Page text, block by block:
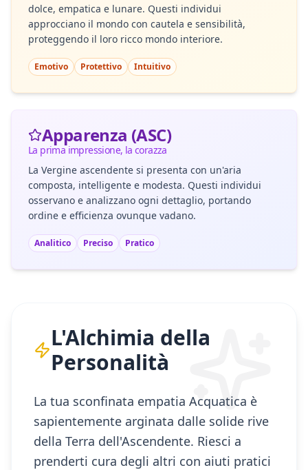
dolce, empatica e lunare. Questi individui
approcciano il mondo con cautela e sensibilità,
proteggendo il loro ricco mondo interiore.
Emotivo Protettivo Intuitivo
Apparenza (ASC)
La prima impressione, la corazza
La Vergine ascendente si presenta con un'aria
composta, intelligente e modesta. Questi individui
osservano e analizzano ogni dettaglio, portando
ordine e efficienza ovunque vadano.
Analitico Preciso Pratico
L'Alchimia della
Personalità
La tua sconfinata empatia Acquatica è
sapientemente arginata dalle solide rive
della Terra dell'Ascendente. Riesci a
prenderti cura degli altri con aiuti pratici